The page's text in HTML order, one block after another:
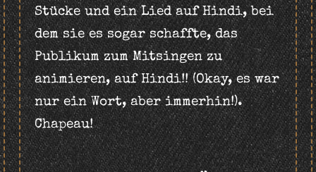
Stücke und ein Lied auf Hindi, bei
dem sie es sogar schaffte, das
Publikum zum Mitsingen zu
animieren, auf Hindi!! (Okay, es war
nur ein Wort, aber immerhin!).
Chapeau!